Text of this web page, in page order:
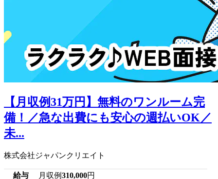
【月収例31万円】無料のワンルーム完
備！／急な出費にも安心の週払いOK／
未...
株式会社ジャパンクリエイト
給与 月収例310,000円